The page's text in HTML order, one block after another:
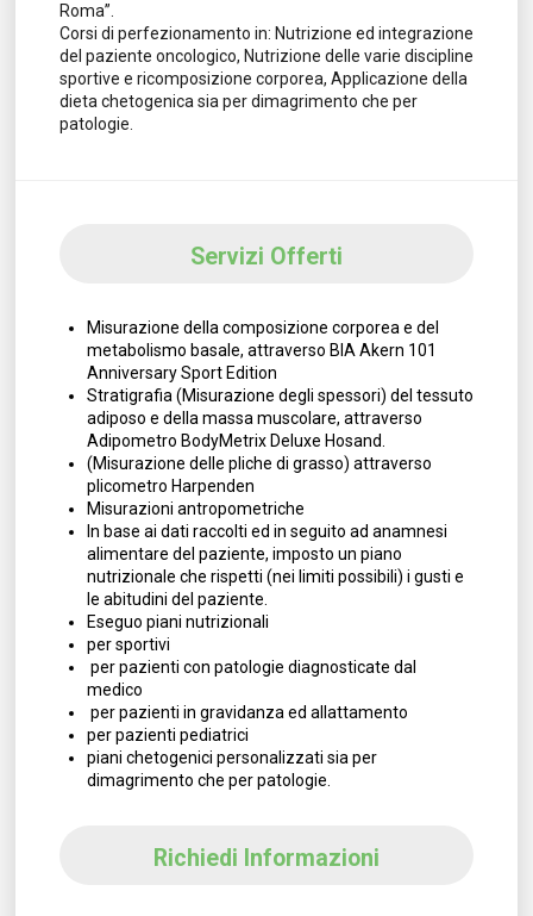
Roma”.
Corsi di perfezionamento in: Nutrizione ed integrazione
del paziente oncologico, Nutrizione delle varie discipline
sportive e ricomposizione corporea, Applicazione della
dieta chetogenica sia per dimagrimento che per
patologie.
Servizi Offerti
Misurazione della composizione corporea e del
metabolismo basale, attraverso BIA Akern 101
Anniversary Sport Edition
Stratigrafia (Misurazione degli spessori) del tessuto
adiposo e della massa muscolare, attraverso
Adipometro BodyMetrix Deluxe Hosand.
(Misurazione delle pliche di grasso) attraverso
plicometro Harpenden
Misurazioni antropometriche
In base ai dati raccolti ed in seguito ad anamnesi
alimentare del paziente, imposto un piano
nutrizionale che rispetti (nei limiti possibili) i gusti e
le abitudini del paziente.
Eseguo piani nutrizionali
per sportivi
per pazienti con patologie diagnosticate dal
medico
per pazienti in gravidanza ed allattamento
per pazienti pediatrici
piani chetogenici personalizzati sia per
dimagrimento che per patologie.
Richiedi Informazioni